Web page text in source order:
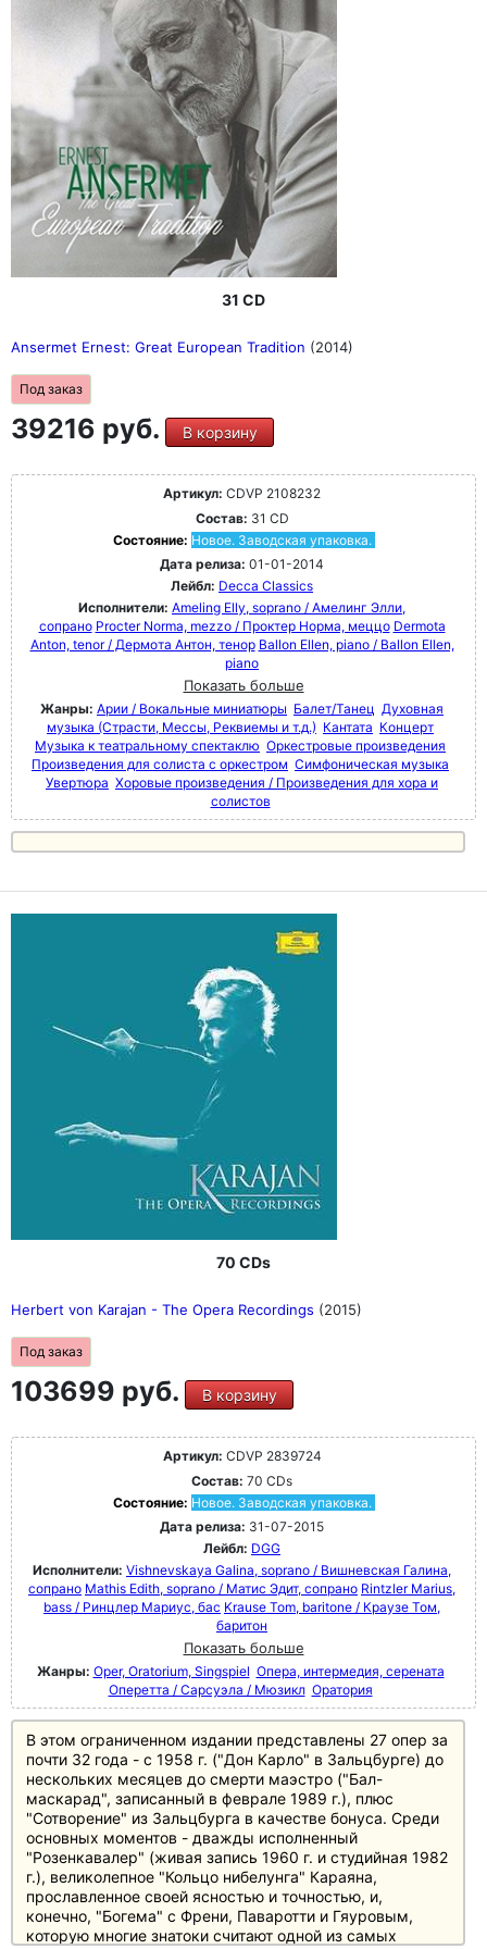
31 CD
Ansermet Ernest: Great European Tradition (2014)
Под заказ
39216 руб. В корзину
Артикул: CDVP 2108232
Состав: 31 CD
Состояние: Новое. Заводская упаковка.
Дата релиза: 01-01-2014
Лейбл: Decca Classics
Исполнители: Ameling Elly, soprano / Амелинг Элли,
сопрано Procter Norma, mezzo / Проктер Норма, меццо Dermota
Anton, tenor / Дермота Антон, тенор Ballon Ellen, piano / Ballon Ellen,
piano
Показать больше
Жанры: Арии / Вокальные миниатюры Балет/Танец Духовная
музыка (Страсти, Мессы, Реквиемы и т.д.) Кантата Концерт
Музыка к театральному спектаклю Оркестровые произведения
Произведения для солиста с оркестром Симфоническая музыка
Увертюра Хоровые произведения / Произведения для хора и
солистов
70 CDs
Herbert von Karajan - The Opera Recordings (2015)
Под заказ
103699 руб. В корзину
Артикул: CDVP 2839724
Состав: 70 CDs
Состояние: Новое. Заводская упаковка.
Дата релиза: 31-07-2015
Лейбл: DGG
Исполнители: Vishnevskaya Galina, soprano / Вишневская Галина,
сопрано Mathis Edith, soprano / Матис Эдит, сопрано Rintzler Marius,
bass / Ринцлер Мариус, бас Krause Tom, baritone / Краузе Том,
баритон
Показать больше
Жанры: Oper, Oratorium, Singspiel Опера, интермедия, серената
Оперетта / Сарсуэла / Мюзикл Оратория
В этом ограниченном издании представлены 27 опер за
почти 32 года - с 1958 г. ("Дон Карло" в Зальцбурге) до
нескольких месяцев до смерти маэстро ("Бал-
маскарад", записанный в феврале 1989 г.), плюс
"Сотворение" из Зальцбурга в качестве бонуса. Среди
основных моментов - дважды исполненный
"Розенкавалер" (живая запись 1960 г. и студийная 1982
г.), великолепное "Кольцо нибелунга" Караяна,
прославленное своей ясностью и точностью, и,
конечно, "Богема" с Френи, Паваротти и Гяуровым,
которую многие знатоки считают одной из самых